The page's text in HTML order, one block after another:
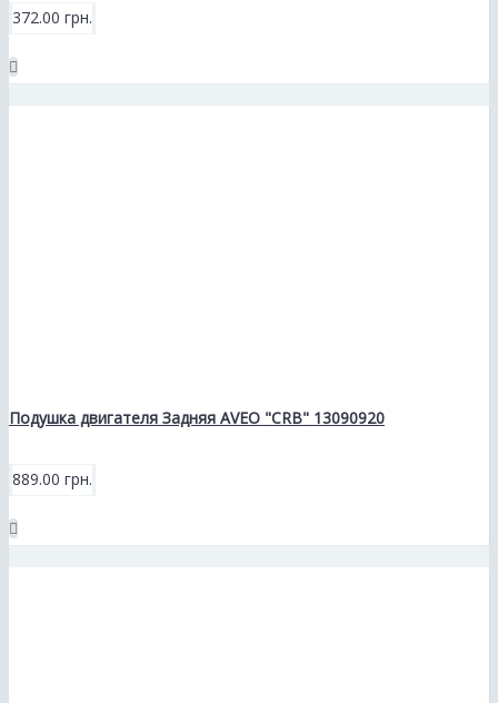
372.00 грн.
Подушка двигателя Задняя AVEO "CRB" 13090920
889.00 грн.